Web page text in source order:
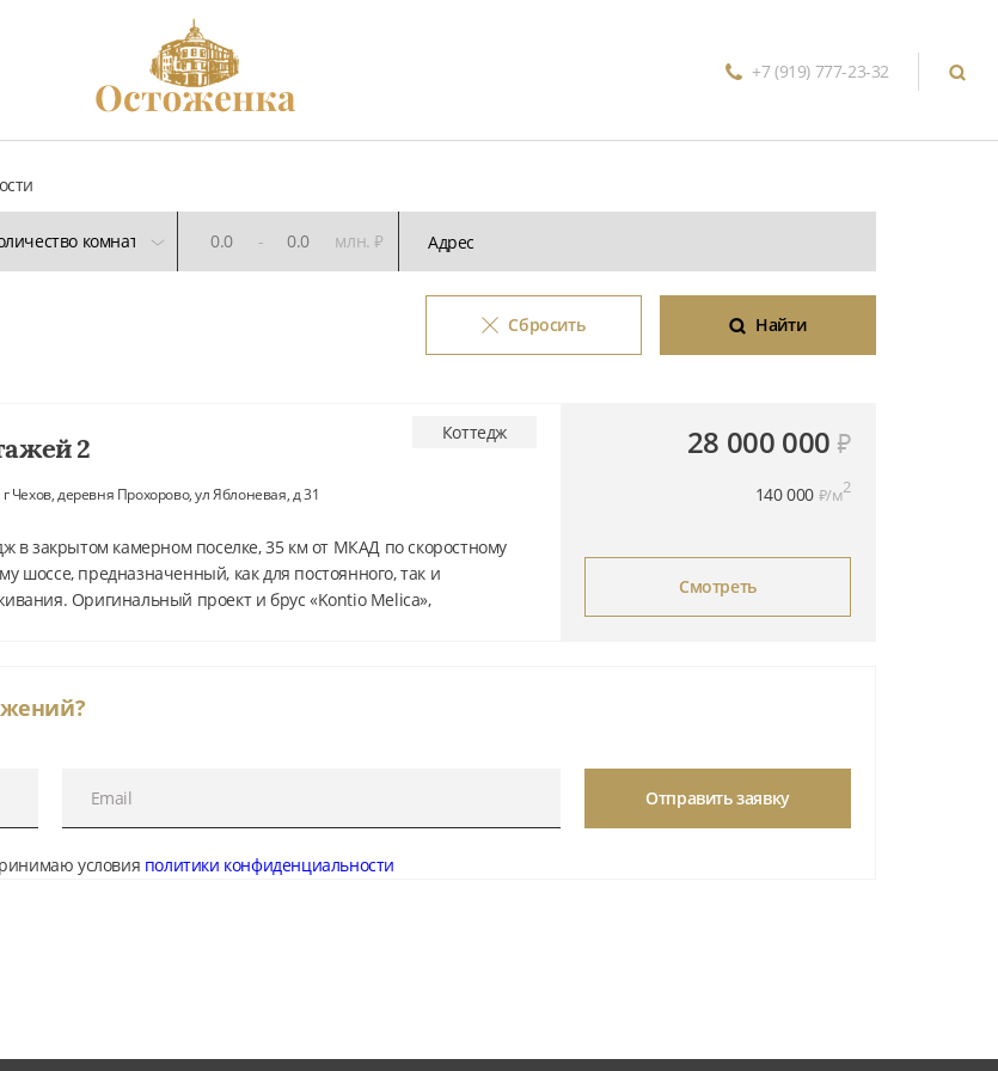
+7 (919) 777-23-32
- млн. ₽
Сбросить Найти
2
Чехов, деревня Прохорово, ул Яблоневая, д 31
в закрытом камерном поселке, 35 км от МКАД по скоростному
шоссе, предназначенный, как для постоянного, так и
Оригинальный проект и брус «Kontio Melica»,
Коттедж 28 000 000 ₽
140 000 ₽/м2
Смотреть
Отправить заявку
условия политики конфиденциальности